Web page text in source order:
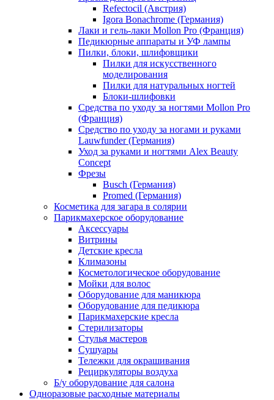
Refectocil (Австрия)
Igora Bonachrome (Германия)
Лаки и гель-лаки Mollon Pro (Франция)
Педикюрные аппараты и УФ лампы
Пилки, блоки, шлифовщики
Пилки для искусственного
моделирования
Пилки для натуральных ногтей
Блоки-шлифовки
Средства по уходу за ногтями Mollon Pro
(Франция)
Средство по уходу за ногами и руками
Lauwfunder (Германия)
Уход за руками и ногтями Alex Beauty
Concept
Фрезы
Busch (Германия)
Promed (Германия)
Косметика для загара в солярии
Парикмахерское оборудование
Аксессуары
Витрины
Детские кресла
Климазоны
Косметологическое оборудование
Мойки для волос
Оборудование для маникюра
Оборудование для педикюра
Парикмахерские кресла
Стерилизаторы
Стулья мастеров
Сушуары
Тележки для окрашивания
Рециркуляторы воздуха
Б/у оборудование для салона
Одноразовые расходные материалы